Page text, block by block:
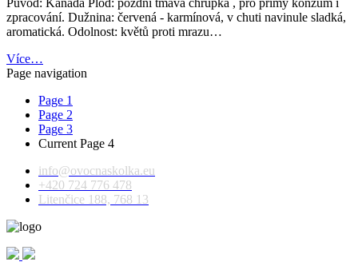
zpracování. Dužnina: červená - karmínová, v chuti navinule sladká,
aromatická. Odolnost: květů proti mrazu…
Více…
Page navigation
Page 1
Page 2
Page 3
Current Page 4
info@ovocnaskolka.eu
+420 724 776 478
Litenčice 188, 768 13